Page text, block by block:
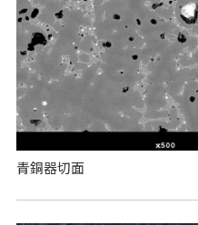
青銅器切面